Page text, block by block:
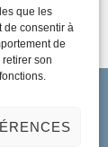
que les
de consentir à
de
son